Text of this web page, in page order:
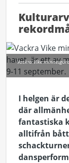
Vackra Vike
I helgen är
där
fantastiska
alltifrån